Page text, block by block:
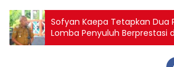
Sofyan Kaepa Tetapkan Dua
Lomba Penyuluh Berprestasi
Berprestasi